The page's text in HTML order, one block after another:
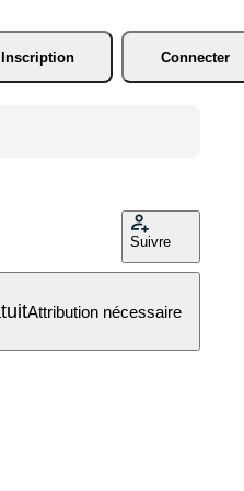
Inscription
Connecter
Suivre
Attribution nécessaire